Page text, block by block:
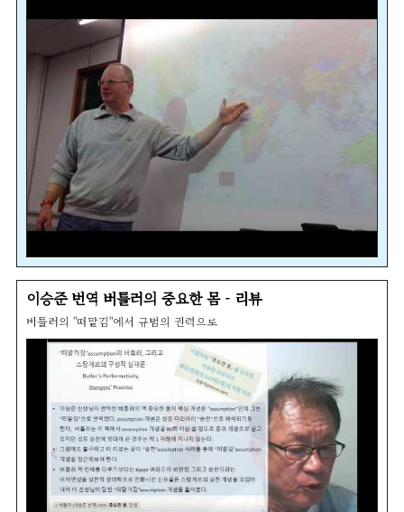
이승준 번역 버틀러의 중요한 몸 - 리뷰
버틀러의 "떠맡김"에서 규범의 권력으로